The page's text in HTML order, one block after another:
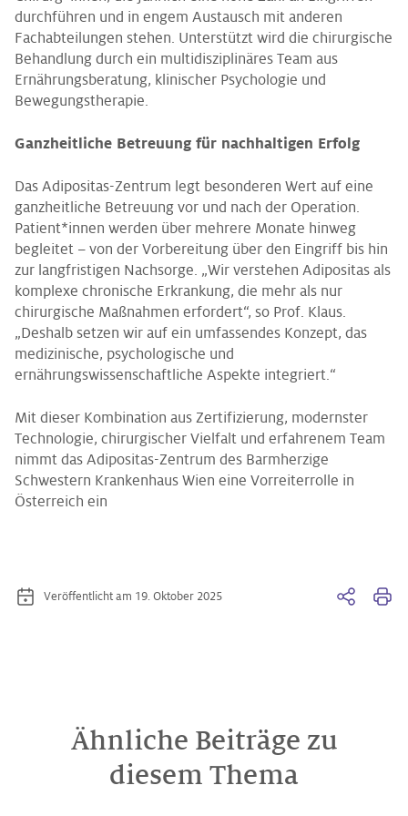
durchführen und in engem Austausch mit anderen
Fachabteilungen stehen. Unterstützt wird die chirurgische
Behandlung durch ein multidisziplinäres Team aus
Ernährungsberatung, klinischer Psychologie und
Bewegungstherapie.
Ganzheitliche Betreuung für nachhaltigen Erfolg
Das Adipositas-Zentrum legt besonderen Wert auf eine
ganzheitliche Betreuung vor und nach der Operation.
Patient*innen werden über mehrere Monate hinweg
begleitet – von der Vorbereitung über den Eingriff bis hin
zur langfristigen Nachsorge. „Wir verstehen Adipositas als
komplexe chronische Erkrankung, die mehr als nur
chirurgische Maßnahmen erfordert“, so Prof. Klaus.
„Deshalb setzen wir auf ein umfassendes Konzept, das
medizinische, psychologische und
ernährungswissenschaftliche Aspekte integriert.“
Mit dieser Kombination aus Zertifizierung, modernster
Technologie, chirurgischer Vielfalt und erfahrenem Team
nimmt das Adipositas-Zentrum des Barmherzige
Schwestern Krankenhaus Wien eine Vorreiterrolle in
Österreich ein
Veröffentlicht am 19. Oktober 2025
Ähnliche Beiträge zu
diesem Thema